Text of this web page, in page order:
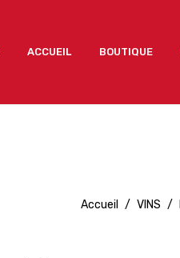
ACCUEIL BOUTIQUE
Accueil / VINS /